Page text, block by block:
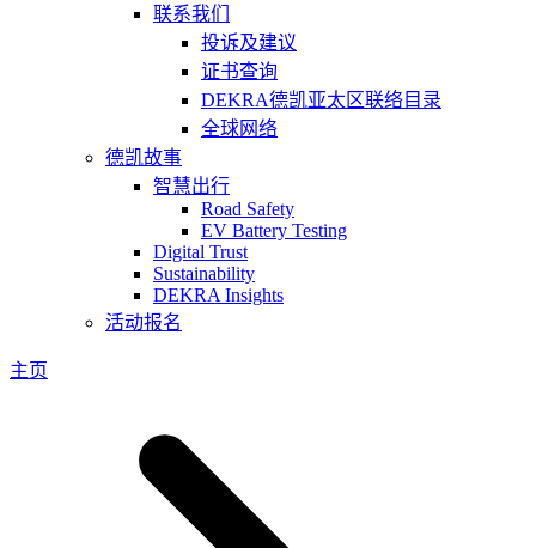
联系我们
投诉及建议
证书查询
DEKRA德凯亚太区联络目录
全球网络
德凯故事
智慧出行
Road Safety
EV Battery Testing
Digital Trust
Sustainability
DEKRA Insights
活动报名
主页